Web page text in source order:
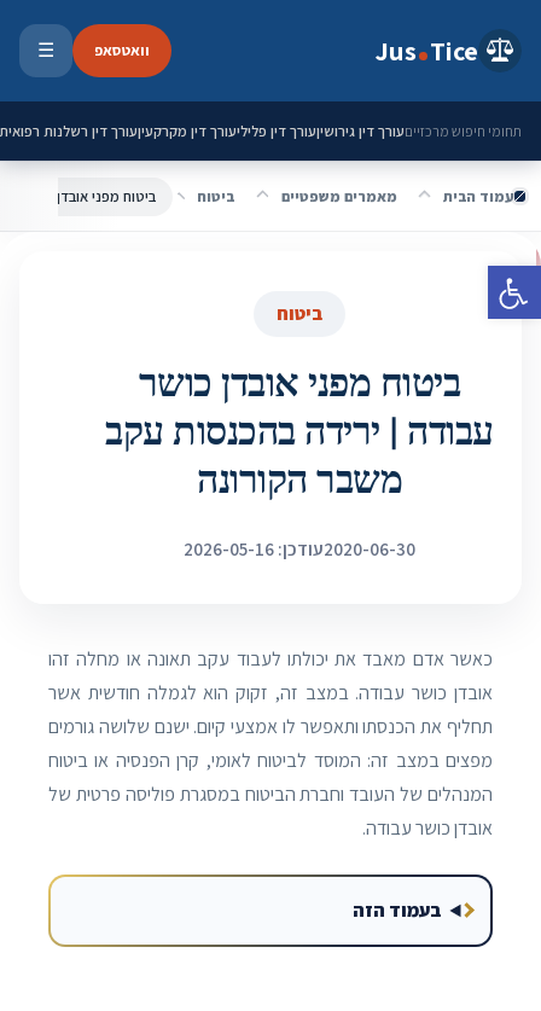
פתח סרגל נגישות
Jus Tice וואטסאפ ☰
תחומי חיפוש מרכזייםעורך דין גירושיןעורך דין פליליעורך דין מקרקעיןעורך דין רשלנות רפואית
עמוד הבית מאמרים משפטיים ביטוח
ביטוח
ביטוח מפני אובדן כושר
עבודה | ירידה בהכנסות עקב
משבר הקורונה
2020-06-30עודכן: 2026-05-16
כאשר אדם מאבד את יכולתו לעבוד עקב תאונה או מחלה זהו
אובדן כושר עבודה. במצב זה, זקוק הוא לגמלה חודשית אשר
תחליף את הכנסתו ותאפשר לו אמצעי קיום. ישנם שלושה גורמים
מפצים במצב זה: המוסד לביטוח לאומי, קרן הפנסיה או ביטוח
המנהלים של העובד וחברת הביטוח במסגרת פוליסה פרטית של
אובדן כושר עבודה.
בעמוד הזה